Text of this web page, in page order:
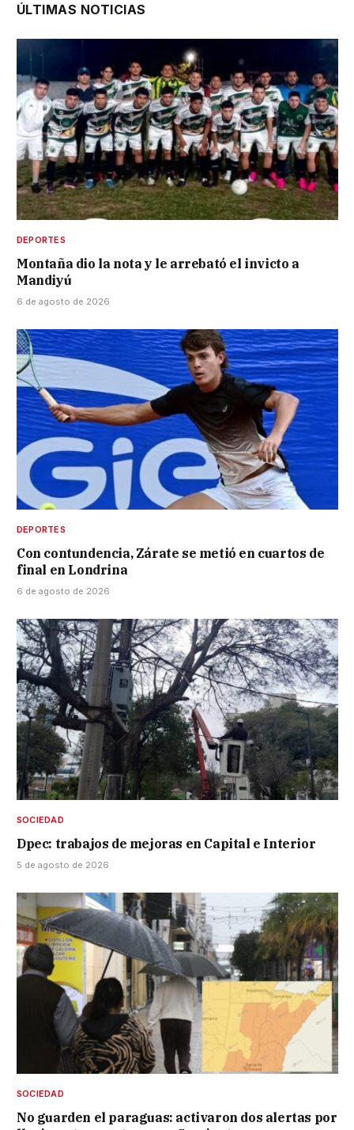
ÚLTIMAS NOTICIAS
DEPORTES
Montaña dio la nota y le arrebató el invicto a
Mandiyú
6 de agosto de 2026
DEPORTES
Con contundencia, Zárate se metió en cuartos de
final en Londrina
6 de agosto de 2026
SOCIEDAD
Dpec: trabajos de mejoras en Capital e Interior
5 de agosto de 2026
SOCIEDAD
No guarden el paraguas: activaron dos alertas por